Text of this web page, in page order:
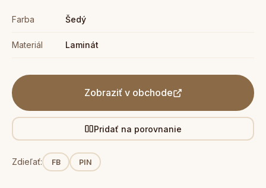
Farba Šedý
Materiál Laminát
Zobraziť v obchode
Pridať na porovnanie
Zdieľať: FB PIN